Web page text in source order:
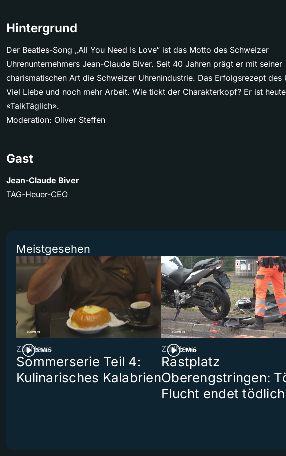
Hintergrund
Der Beatles-Song „All You Need Is Love“ ist das Motto des Schweizer
Uhrenunternehmers Jean-Claude Biver. Seit 40 Jahren prägt er mit seiner
charismatischen Art die Schweizer Uhrenindustrie. Das Erfolgsrezept des
Viel Liebe und noch mehr Arbeit. Wie tickt der Charakterkopf? Er ist
«TalkTäglich».
Moderation: Oliver Steffen
Gast
Jean-Claude Biver
TAG-Heuer-CEO
Meistgesehen
5 Min
ZüriNews
Sommerserie Teil 4:
Kulinarisches Kalabrien
2 Min
ZüriNews
Rastplatz
Oberengstringen:
Flucht endet tödlich